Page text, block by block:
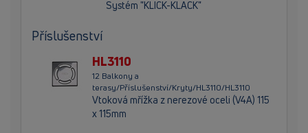
Systém "KLICK-KLACK"
Příslušenství
HL3110
12 Balkony a
terasy/Příslušenství/Kryty/HL3110/HL3110
Vtoková mřížka z nerezové oceli (V4A) 115
x 115mm